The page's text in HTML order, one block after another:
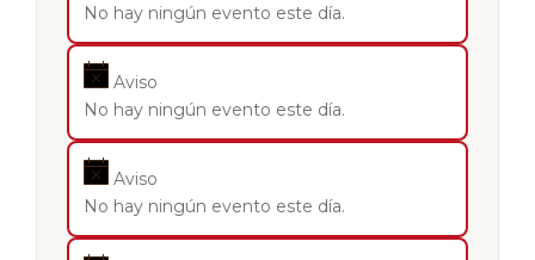
No hay ningún evento este día.
Aviso
No hay ningún evento este día.
Aviso
No hay ningún evento este día.